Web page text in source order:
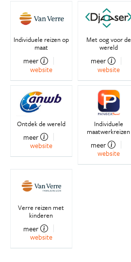
Individuele reizen op
maat
meer
website
Met oog voor de
wereld
meer
website
Ontdek de wereld
meer
website
Individuele
maatwerkreizen
meer
website
Verre reizen met
kinderen
meer
website